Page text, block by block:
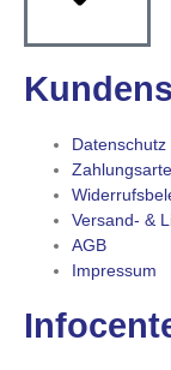
Datenschutz
Versand- &
AGB
Impressum